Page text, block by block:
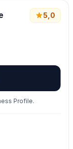
5,0
Profile.